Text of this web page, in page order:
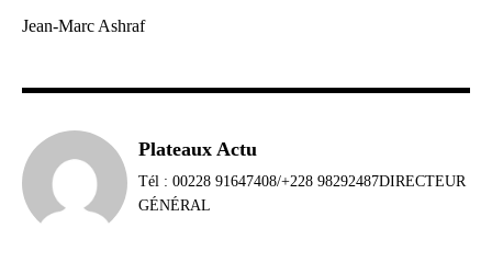
Jean-Marc Ashraf
Plateaux Actu
Tél : 00228 91647408/+228 98292487DIRECTEUR
GÉNÉRAL